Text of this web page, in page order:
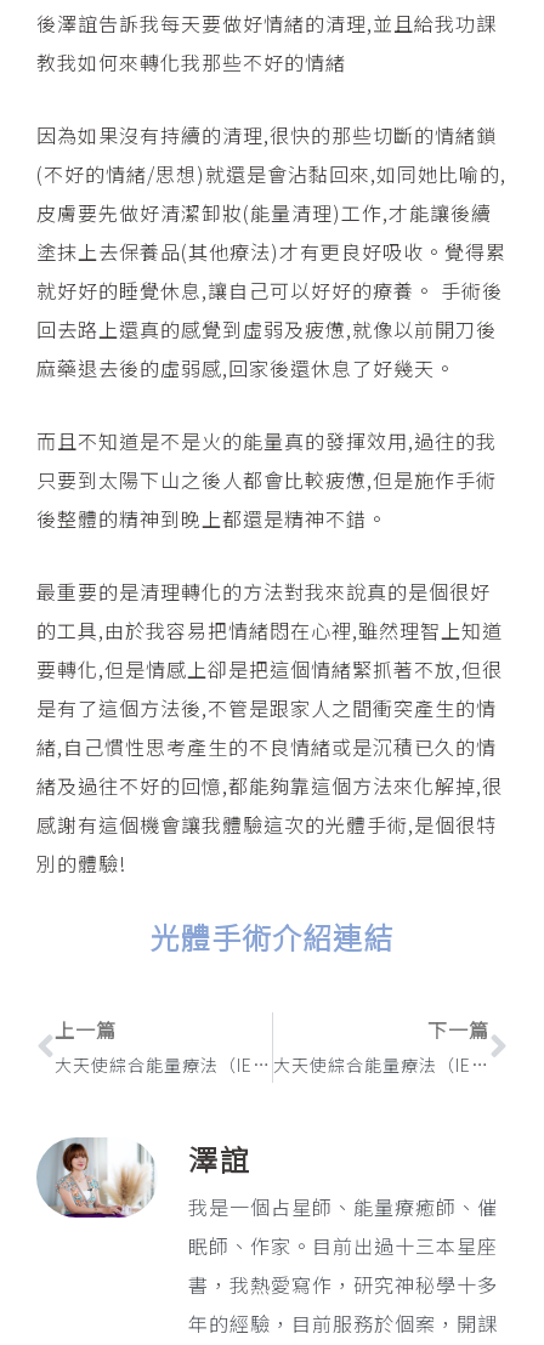
後澤誼告訴我每天要做好情緒的清理,並且給我功課
教我如何來轉化我那些不好的情緒
因為如果沒有持續的清理,很快的那些切斷的情緒鎖
(不好的情緒/思想)就還是會沾黏回來,如同她比喻的,
皮膚要先做好清潔卸妝(能量清理)工作,才能讓後續
塗抹上去保養品(其他療法)才有更良好吸收。覺得累
就好好的睡覺休息,讓自己可以好好的療養。 手術後
回去路上還真的感覺到虛弱及疲憊,就像以前開刀後
麻藥退去後的虛弱感,回家後還休息了好幾天。
而且不知道是不是火的能量真的發揮效用,過往的我
只要到太陽下山之後人都會比較疲憊,但是施作手術
後整體的精神到晚上都還是精神不錯。
最重要的是清理轉化的方法對我來說真的是個很好
的工具,由於我容易把情緒悶在心裡,雖然理智上知道
要轉化,但是情感上卻是把這個情緒緊抓著不放,但很
是有了這個方法後,不管是跟家人之間衝突產生的情
緒,自己慣性思考產生的不良情緒或是沉積已久的情
緒及過往不好的回憶,都能夠靠這個方法來化解掉,很
感謝有這個機會讓我體驗這次的光體手術,是個很特
別的體驗!
光體手術介紹連結
上一頁
上一篇
大天使綜合能量療法（IET）體驗心得：面對逃避的心態
下一篇
大天使綜合能量療法（IET）體驗心得：找回你的行動力才能突破現狀
下
澤誼
我是一個占星師、能量療癒師、催
眠師、作家。目前出過十三本星座
書，我熱愛寫作，研究神秘學十多
年的經驗，目前服務於個案，開課